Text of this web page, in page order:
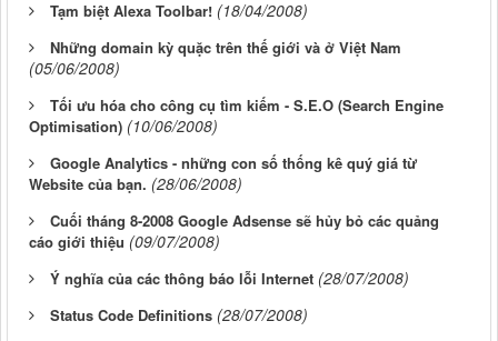
Tạm biệt Alexa Toolbar! (18/04/2008)
Những domain kỳ quặc trên thế giới và ở Việt Nam
(05/06/2008)
Tối ưu hóa cho công cụ tìm kiếm - S.E.O (Search Engine
Optimisation) (10/06/2008)
Google Analytics - những con số thống kê quý giá từ
Website của bạn. (28/06/2008)
Cuối tháng 8-2008 Google Adsense sẽ hủy bỏ các quảng
cáo giới thiệu (09/07/2008)
Ý nghĩa của các thông báo lỗi Internet (28/07/2008)
Status Code Definitions (28/07/2008)